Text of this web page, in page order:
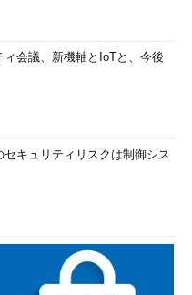
ィ会議、新機軸とIoTと、今後
セキュリティリスクは制御シス